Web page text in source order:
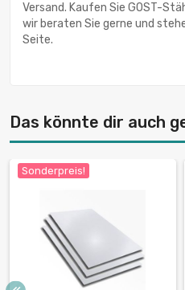
Versand. Kaufen Sie GOST-
wir beraten Sie gerne und
Seite.
Das könnte dir auch
Sonderpreis!